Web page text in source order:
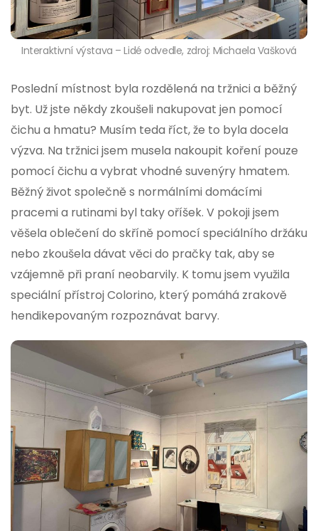
Interaktivní výstava – Lidé odvedle, zdroj: Michaela Vašková
Poslední místnost byla rozdělená na tržnici a běžný
byt. Už jste někdy zkoušeli nakupovat jen pomocí
čichu a hmatu? Musím teda říct, že to byla docela
výzva. Na tržnici jsem musela nakoupit koření pouze
pomocí čichu a vybrat vhodné suvenýry hmatem.
Běžný život společně s normálními domácími
pracemi a rutinami byl taky oříšek. V pokoji jsem
věšela oblečení do skříně pomocí speciálního držáku
nebo zkoušela dávat věci do pračky tak, aby se
vzájemně při praní neobarvily. K tomu jsem využila
speciální přístroj Colorino, který pomáhá zrakově
hendikepovaným rozpoznávat barvy.